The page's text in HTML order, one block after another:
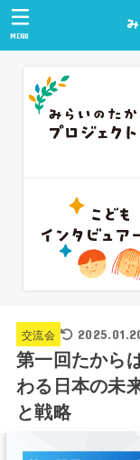
MENU
交流会
第一回たから
わる日本の未
と戦略